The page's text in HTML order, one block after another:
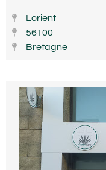
Lorient
56100
Bretagne